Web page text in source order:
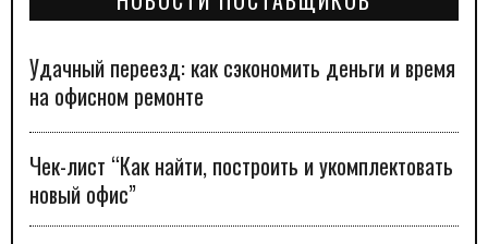
Удачный переезд: как сэкономить деньги и время
на офисном ремонте
Чек-лист “Как найти, построить и укомплектовать
новый офис”